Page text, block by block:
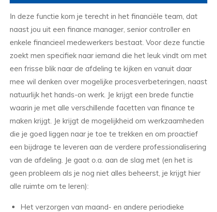
In deze functie kom je terecht in het financiële team, dat
naast jou uit een finance manager, senior controller en
enkele financieel medewerkers bestaat. Voor deze functie
zoekt men specifiek naar iemand die het leuk vindt om met
een frisse blik naar de afdeling te kijken en vanuit daar
mee wil denken over mogelijke procesverbeteringen, naast
natuurlijk het hands-on werk. Je krijgt een brede functie
waarin je met alle verschillende facetten van finance te
maken krijgt. Je krijgt de mogelijkheid om werkzaamheden
die je goed liggen naar je toe te trekken en om proactief
een bijdrage te leveren aan de verdere professionalisering
van de afdeling. Je gaat o.a. aan de slag met (en het is
geen probleem als je nog niet alles beheerst, je krijgt hier
alle ruimte om te leren):
Het verzorgen van maand- en andere periodieke